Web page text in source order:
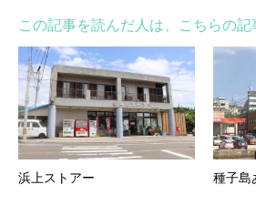
この記事を読んだ人は、こちらの記
浜上ストアー 種子島